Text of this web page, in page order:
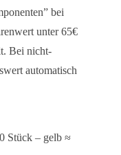
bei
unter 65€
Bei nicht-
automatisch
Stück – gelb ≈